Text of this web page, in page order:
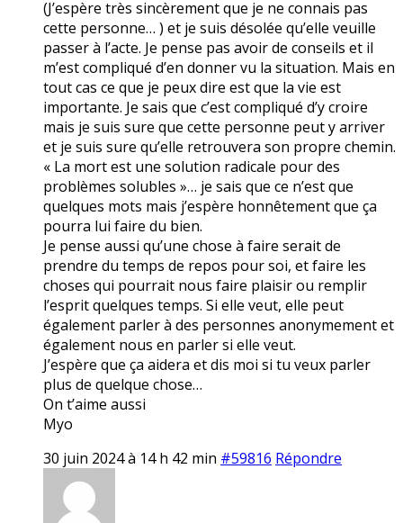
(J’espère très sincèrement que je ne connais pas
cette personne… ) et je suis désolée qu’elle veuille
passer à l’acte. Je pense pas avoir de conseils et il
m’est compliqué d’en donner vu la situation. Mais en
tout cas ce que je peux dire est que la vie est
importante. Je sais que c’est compliqué d’y croire
mais je suis sure que cette personne peut y arriver
et je suis sure qu’elle retrouvera son propre chemin.
« La mort est une solution radicale pour des
problèmes solubles »… je sais que ce n’est que
quelques mots mais j’espère honnêtement que ça
pourra lui faire du bien.
Je pense aussi qu’une chose à faire serait de
prendre du temps de repos pour soi, et faire les
choses qui pourrait nous faire plaisir ou remplir
l’esprit quelques temps. Si elle veut, elle peut
également parler à des personnes anonymement et
également nous en parler si elle veut.
J’espère que ça aidera et dis moi si tu veux parler
plus de quelque chose…
On t’aime aussi
Myo
30 juin 2024 à 14 h 42 min #59816 Répondre